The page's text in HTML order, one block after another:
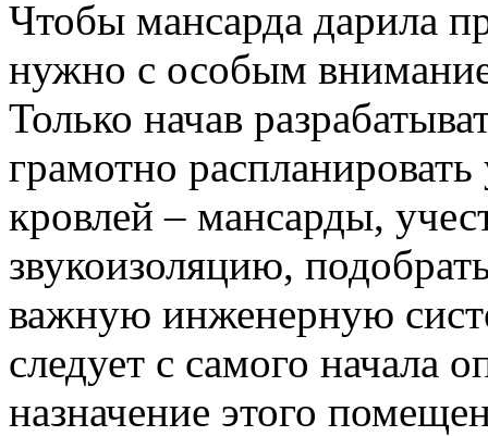
Чтобы мансарда дарила
нужно с особым
Только начав
грамотно
кровлей – мансарды,
звукоизоляцию,
важную инженерную
следует с самого начала
назначение этого